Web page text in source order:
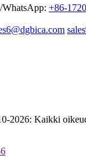
WhatsApp: +86-
2026: Kaikki